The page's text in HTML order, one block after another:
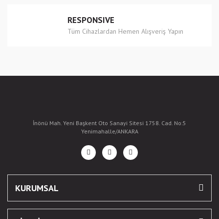
RESPONSIVE
Tüm Cihazlardan Hemen Alışveriş Yapın
İnönü Mah. Yeni Başkent Oto Sanayi Sitesi 1758. Cad. No:5
Yenimahalle/ANKARA
KURUMSAL